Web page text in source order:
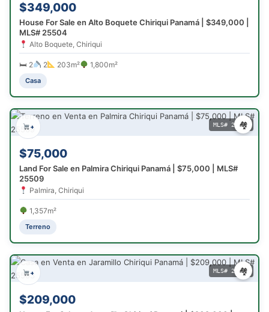
$349,000
House For Sale en Alto Boquete Chiriqui Panamá | $349,000 |
MLS# 25504
Alto Boquete, Chiriqui
🛏 2 2 203m² 1,800m²
Casa
MLS# 25509
🏘
$75,000
Land For Sale en Palmira Chiriqui Panamá | $75,000 | MLS#
25509
Palmira, Chiriqui
1,357m²
Terreno
+
MLS# 25503
🏘
$209,000
+